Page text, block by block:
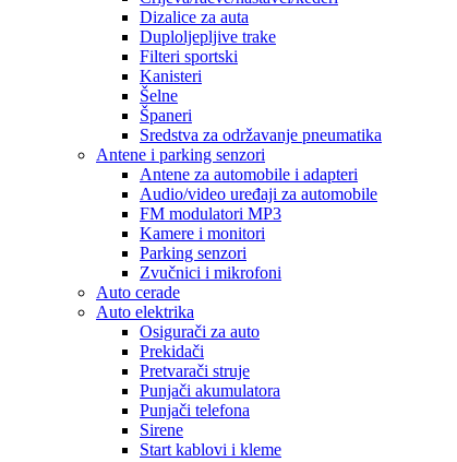
Dizalice za auta
Duploljepljive trake
Filteri sportski
Kanisteri
Šelne
Španeri
Sredstva za održavanje pneumatika
Antene i parking senzori
Antene za automobile i adapteri
Audio/video uređaji za automobile
FM modulatori MP3
Kamere i monitori
Parking senzori
Zvučnici i mikrofoni
Auto cerade
Auto elektrika
Osigurači za auto
Prekidači
Pretvarači struje
Punjači akumulatora
Punjači telefona
Sirene
Start kablovi i kleme